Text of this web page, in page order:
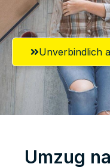
Unverbindlich
Umzug